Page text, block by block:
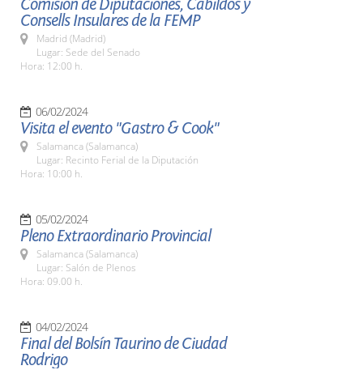
Comisión de Diputaciones, Cabildos y
Consells Insulares de la FEMP
Madrid (Madrid)
Lugar: Sede del Senado
Hora: 12:00 h.
06/02/2024
Visita el evento "Gastro & Cook"
Salamanca (Salamanca)
Lugar: Recinto Ferial de la Diputación
Hora: 10:00 h.
05/02/2024
Pleno Extraordinario Provincial
Salamanca (Salamanca)
Lugar: Salón de Plenos
Hora: 09.00 h.
04/02/2024
Final del Bolsín Taurino de Ciudad
Rodrigo